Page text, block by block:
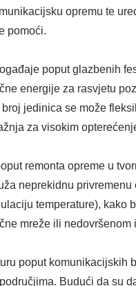
opremu te
pomoći.
poput glazbenih
energije za rasvjetu
jedinica se može
za visokim
remonta opreme u
neprekidnu
temperature), kako
mreže ili nedovršenom
poput komunikacijskih
Budući da su